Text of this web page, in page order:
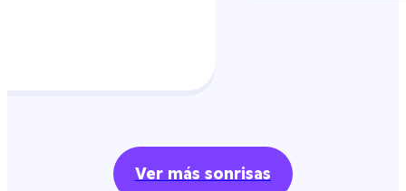
Ver más sonrisas